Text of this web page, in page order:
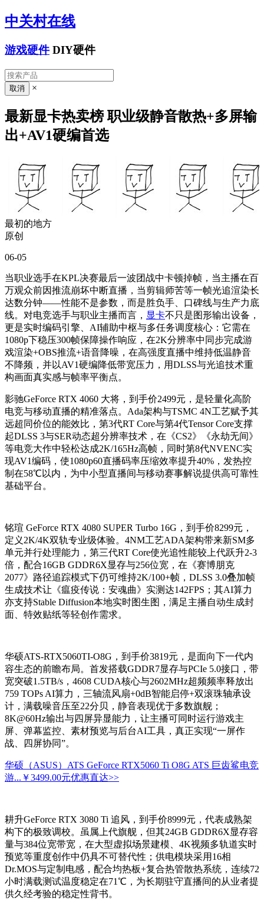
中关村在线
游戏硬件 DIY硬件
×
最新显卡热卖榜 职业级静音散热+多屏输
出+AV1硬编首选
最初的地方
原创
06-05
当职业选手在KPL决赛最后一波团战中卡顿掉帧，当主播在百
万观众前因推流崩坏中断直播，当剪辑师苦等一帧光追渲染长
达数分钟——性能不是参数，而是胜负手、口碑线与生产力底
线。对电竞选手与职业主播而言， 显卡不只是图形输出设备，
更是实时编码引擎、AI辅助中枢与多任务调度核心：它需在
1080p下稳压300帧保障操作响应，在2K分辨率中同步完成游
戏渲染+OBS推流+语音降噪，在高强度直播中维持低温静音
不降频，并以AV1硬编降低带宽压力，用DLSS与光追技术重
构画面真实感与帧率平衡点。
影驰GeForce RTX 4060 大将，到手价2499元，是轻量化高阶
电竞与移动直播的精准落点。Ada架构与TSMC 4N工艺赋予其
远超同价位的能效比，第3代RT Core与第4代Tensor Core支撑
起DLSS 3与SER动态超分辨率技术，在《CS2》《永劫无间》
等电竞大作中轻松达成2K/165Hz高帧，同时第8代NVENC实
现AV1编码，使1080p60直播码率压缩效率提升40%，发热控
制在58℃以内，为中小型直播间与移动赛事解说提供高可靠性
基础平台。
铭瑄 GeForce RTX 4080 SUPER Turbo 16G，到手价8299元，
定义2K/4K双轨专业级体验。4NM工艺ADA架构带来新SM多
单元并行处理能力，第三代RT Core使光追性能较上代跃升2-3
倍，配合16GB GDDR6X显存与256位宽，在《赛博朋克
2077》路径追踪模式下仍可维持2K/100+帧，DLSS 3.0叠加帧
生成技术让《瘟疫传说：安魂曲》实测达142FPS；其AI算力
亦支持Stable Diffusion本地实时图生图，满足主播自动生成封
面、特效贴纸等轻创作需求。
华硕ATS-RTX5060TI-O8G，到手价3819元，是面向下一代内
容生态的前瞻布局。首发搭载GDDR7显存与PCIe 5.0接口，带
宽突破1.5TB/s，4608 CUDA核心与2602MHz超频频率释放出
759 TOPs AI算力，三轴流风扇+0dB智能启停+双滚珠轴承设
计，满载噪音压至22分贝，静音表现优于多数旗舰；
8K@60Hz输出与四屏异显能力，让主播可同时运行游戏主
屏、弹幕监控、素材预览与后台AI工具，真正实现“一屏作
战、四屏协同”。
华硕（ASUS）ATS GeForce RTX5060 Ti O8G ATS 巨齿鲨电竞
游... ￥3499.00元优惠直达>>
耕升GeForce RTX 3080 Ti 追风，到手价8999元，代表成熟架
构下的极致调校。虽属上代旗舰，但其24GB GDDR6X显存容
量与384位宽带宽，在大型虚拟场景建模、4K视频多轨道实时
预览等重度创作中仍具不可替代性；供电模块采用16相
Dr.MOS与定制电感，配合均热板+复合热管散热系统，连续72
小时满载测试温度稳定在71℃，为长期驻守直播间的从业者提
供久经考验的稳定性背书。